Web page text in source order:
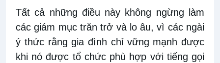
Tất cả những điều này không ngừng làm
các giám mục trăn trở và lo âu, vì các ngài
ý thức rằng gia đình chỉ vững mạnh được
khi nó được tổ chức phù hợp với tiếng gọi